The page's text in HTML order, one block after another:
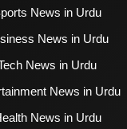
News in Urdu
News in Urdu
News in Urdu
News in Urdu
News in Urdu